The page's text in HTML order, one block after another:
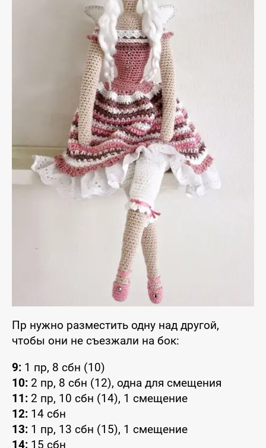
Пр нужно разместить одну над другой,
чтобы они не съезжали на бок:
9: 1 пр, 8 сбн (10)
10: 2 пр, 8 сбн (12), одна для смещения
11: 2 пр, 10 сбн (14), 1 смещение
12: 14 сбн
13: 1 пр, 13 сбн (15), 1 смещение
14: 15 сбн